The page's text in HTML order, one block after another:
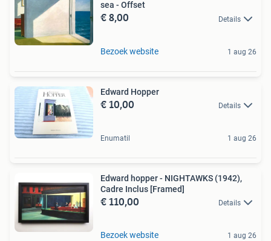
sea - Offset
€ 8,00 Details
Bezoek website 1 aug 26
Edward Hopper
€ 10,00 Details
Enumatil 1 aug 26
Edward hopper - NIGHTAWKS (1942),
Cadre Inclus [Framed]
€ 110,00 Details
Bezoek website 1 aug 26